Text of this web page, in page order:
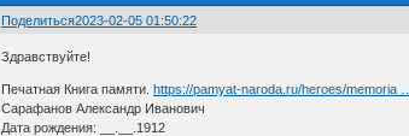
Поделиться2023-02-05 01:50:22
Здравствуйте!
Печатная Книга памяти.https://pamyat-naroda.ru/heroes/memoria
Сарафанов Александр Иванович
Дата рождения: __.__.1912